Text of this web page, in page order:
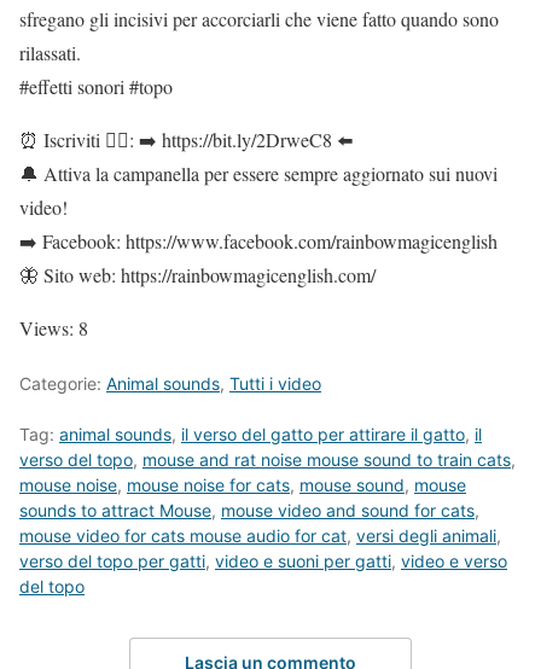
sfregano gli incisivi per accorciarli che viene fatto quando sono
rilassati.
#effetti sonori #topo
⏰ Iscriviti 👍🏻: ➡️ https://bit.ly/2DrweC8 ⬅️
🔔 Attiva la campanella per essere sempre aggiornato sui nuovi
video!
➡️ Facebook: https://www.facebook.com/rainbowmagicenglish
🦋 Sito web: https://rainbowmagicenglish.com/
Views: 8
Categorie: Animal sounds, Tutti i video
Tag: animal sounds, il verso del gatto per attirare il gatto, il
verso del topo, mouse and rat noise mouse sound to train cats,
mouse noise, mouse noise for cats, mouse sound, mouse
sounds to attract Mouse, mouse video and sound for cats,
mouse video for cats mouse audio for cat, versi degli animali,
verso del topo per gatti, video e suoni per gatti, video e verso
del topo
Lascia un commento